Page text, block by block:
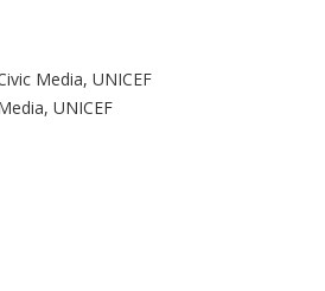
Media, UNICEF
UNICEF